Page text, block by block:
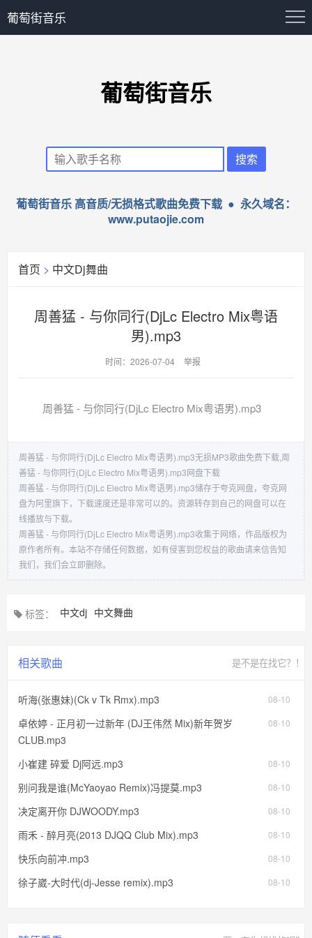
葡萄街音乐
葡萄街音乐
葡萄街音乐 高音质/无损格式歌曲免费下载 ● 永久域名：
www.putaojie.com
首页 > 中文Dj舞曲
周善猛 - 与你同行(DjLc Electro Mix粤语
男).mp3
时间：2026-07-04 举报
周善猛 - 与你同行(DjLc Electro Mix粤语男).mp3
周善猛 - 与你同行(DjLc Electro Mix粤语男).mp3无损MP3歌曲免费下载,周
善猛 - 与你同行(DjLc Electro Mix粤语男).mp3网盘下载
周善猛 - 与你同行(DjLc Electro Mix粤语男).mp3储存于夸克网盘，夸克网
盘为阿里旗下，下载速度还是非常可以的。资源转存到自己的网盘可以在
线播放与下载。
周善猛 - 与你同行(DjLc Electro Mix粤语男).mp3收集于网络，作品版权为
原作者所有。本站不存储任何数据，如有侵害到您权益的歌曲请来信告知
我们，我们会立即删除。
标签： 中文dj 中文舞曲
相关歌曲 是不是在找它？！
08-10
听海(张惠妹)(Ck v Tk Rmx).mp3
08-10
卓依婷 - 正月初一过新年 (DJ王伟然 Mix)新年贺岁
CLUB.mp3
08-10
小崔建 碎爱 Dj阿远.mp3
08-10
别问我是谁(McYaoyao Remix)冯提莫.mp3
08-10
决定离开你 DJWOODY.mp3
08-10
雨禾 - 醉月亮(2013 DJQQ Club Mix).mp3
08-10
快乐向前冲.mp3
08-10
徐子崴-大时代(dj-Jesse remix).mp3